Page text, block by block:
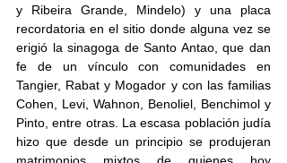
y Ribeira Grande, Mindelo) y una placa
recordatoria en el sitio donde alguna vez se
erigió la sinagoga de Santo Antao, que dan
fe de un vínculo con comunidades en
Tangier, Rabat y Mogador y con las familias
Cohen, Levi, Wahnon, Benoliel, Benchimol y
Pinto, entre otras. La escasa población judía
hizo que desde un principio se produjeran